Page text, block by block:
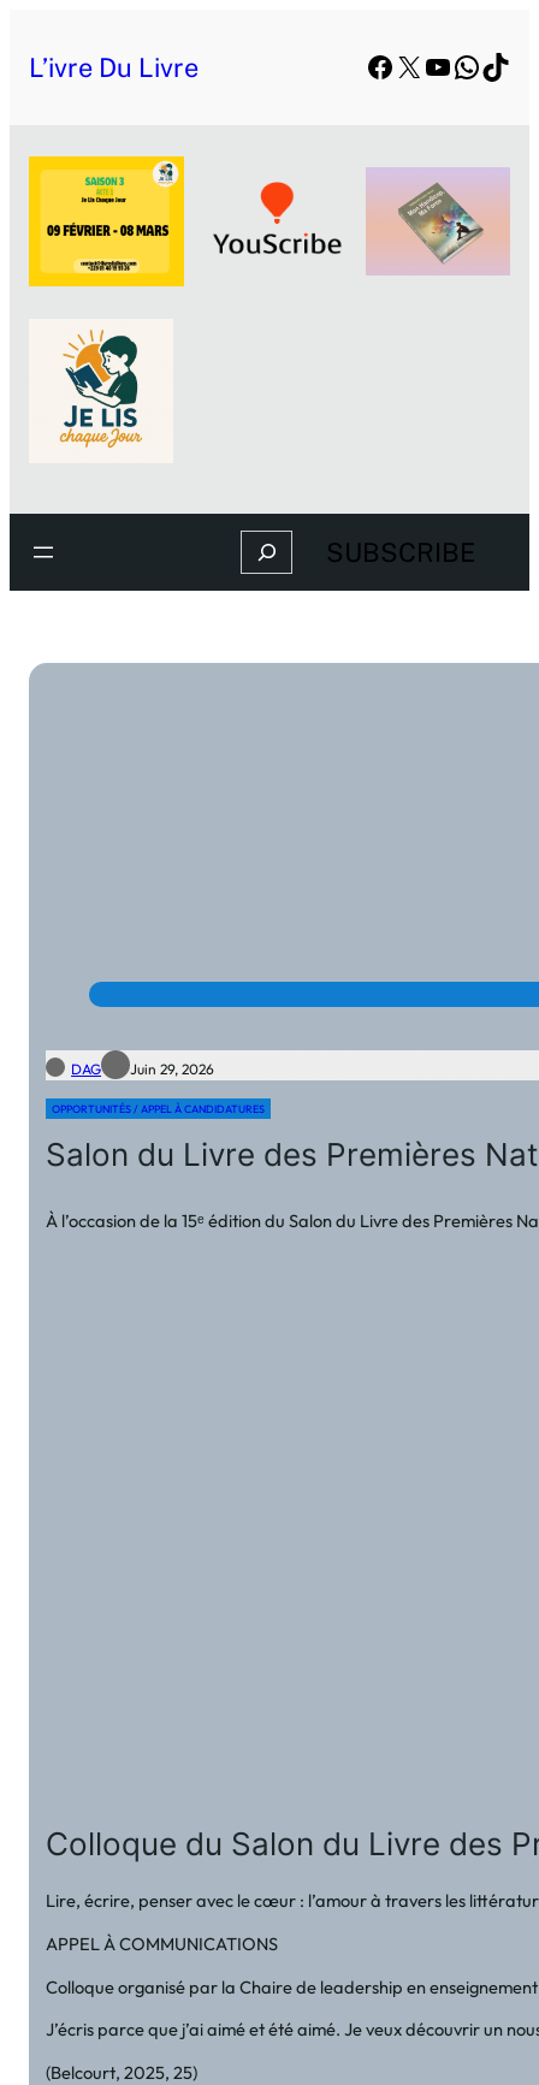
L’ivre Du Livre Facebook
X YouTube
Search SUBSCRIBE
DAG Juin 29, 2026
OPPORTUNITÉS / APPEL À CANDIDATURES
Salon du Livre des Premières
À l’occasion de la 15ᵉ édition du Salon du Livre des
Colloque du Salon du Livre des
Lire, écrire, penser avec le cœur : l’amour à travers les
APPEL À COMMUNICATIONS
Colloque organisé par la Chaire de leadership en
J’écris parce que j’ai aimé et été aimé. Je veux découvrir un
(Belcourt, 2025, 25)